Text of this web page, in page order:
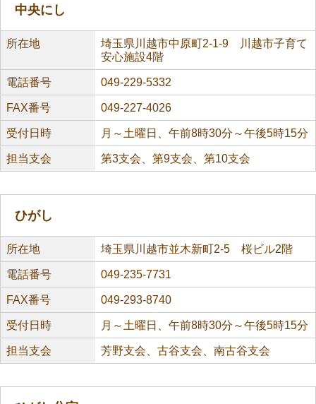
中央にし
所在地
埼玉県川越市中原町2-1-9 川越市子育て
安心施設4階
電話番号 049-229-5332
FAX番号 049-227-4026
受付日時 月～土曜日、午前8時30分～午後5時15分
担当支会 第3支会、第9支会、第10支会
ひがし
所在地 埼玉県川越市並木新町2-5 桜ビル2階
電話番号 049-235-7731
FAX番号 049-293-8740
受付日時 月～土曜日、午前8時30分～午後5時15分
担当支会 芳野支会、古谷支会、南古谷支会